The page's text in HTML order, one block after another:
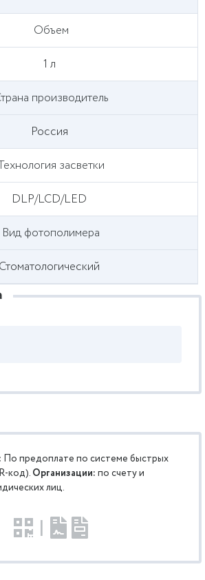
Объем
1 л
производитель
Россия
засветки
DLP/LCD/LED
Вид фотополимера
Стоматологический
По предоплате по системе быстрых
код). Организации: по счету и
лиц.
|